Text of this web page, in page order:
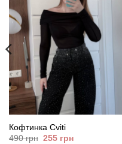
Кофтинка Cviti
490грн Оригінальна
255грнПоточна